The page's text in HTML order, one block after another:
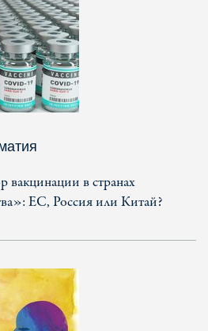
вакцинации в странах
ЕС, Россия или Китай?